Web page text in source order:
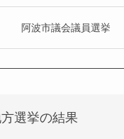
阿波市議会議員選挙
選挙の結果